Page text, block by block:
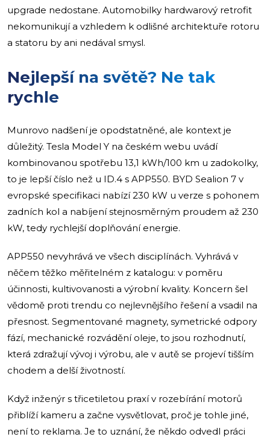
upgrade nedostane. Automobilky hardwarový retrofit
nekomunikují a vzhledem k odlišné architektuře rotoru
a statoru by ani nedával smysl.
Nejlepší na světě? Ne tak
rychle
Munrovo nadšení je opodstatněné, ale kontext je
důležitý. Tesla Model Y na českém webu uvádí
kombinovanou spotřebu 13,1 kWh/100 km u zadokolky,
to je lepší číslo než u ID.4 s APP550. BYD Sealion 7 v
evropské specifikaci nabízí 230 kW u verze s pohonem
zadních kol a nabíjení stejnosměrným proudem až 230
kW, tedy rychlejší doplňování energie.
APP550 nevyhrává ve všech disciplínách. Vyhrává v
něčem těžko měřitelném z katalogu: v poměru
účinnosti, kultivovanosti a výrobní kvality. Koncern šel
vědomě proti trendu co nejlevnějšího řešení a vsadil na
přesnost. Segmentované magnety, symetrické odpory
fází, mechanické rozvádění oleje, to jsou rozhodnutí,
která zdražují vývoj i výrobu, ale v autě se projeví tišším
chodem a delší životností.
Když inženýr s třicetiletou praxí v rozebírání motorů
přiblíží kameru a začne vysvětlovat, proč je tohle jiné,
není to reklama. Je to uznání, že někdo odvedl práci